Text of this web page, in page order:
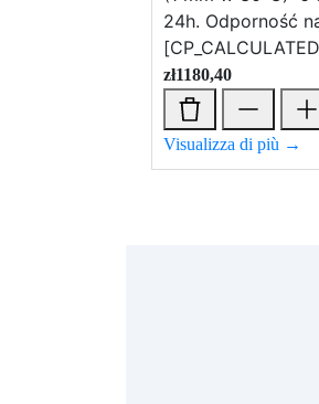
24h. Odporność
zł1180,40
Visualizza di più →